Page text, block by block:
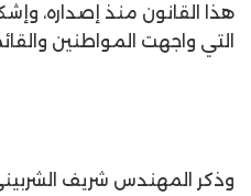
هذا القانون منذ إصداره،
التي واجهت المواطنين
وذكر المهندس شريف